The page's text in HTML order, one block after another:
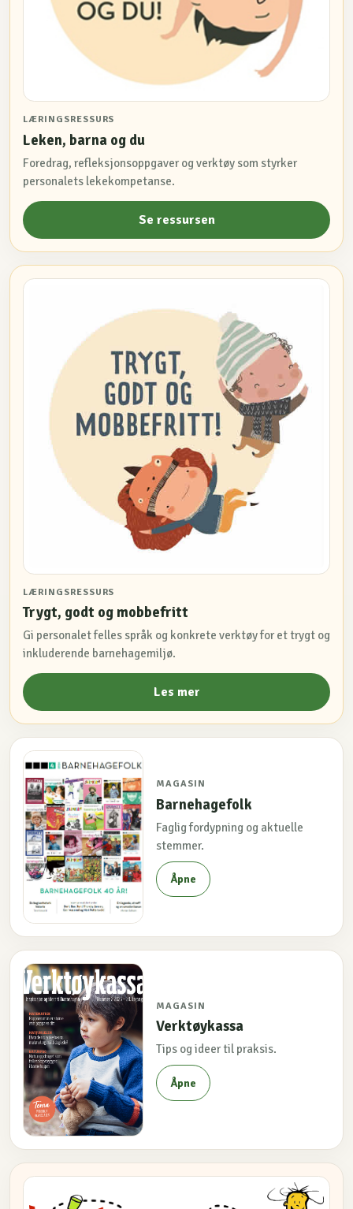
LÆRINGSRESSURS
Leken, barna og du
Foredrag, refleksjonsoppgaver og verktøy som styrker
personalets lekekompetanse.
Se ressursen
LÆRINGSRESSURS
Trygt, godt og mobbefritt
Gi personalet felles språk og konkrete verktøy for et trygt og
inkluderende barnehagemiljø.
Les mer
MAGASIN
Barnehagefolk
Faglig fordypning og aktuelle
stemmer.
Åpne
MAGASIN
Verktøykassa
Tips og ideer til praksis.
Åpne